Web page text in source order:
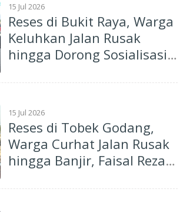
15 Jul 2026
Reses di Bukit Raya, Warga
Keluhkan Jalan Rusak
hingga Dorong Sosialisasi
Siap Kawal Aspirasi
15 Jul 2026
Reses di Tobek Godang,
Warga Curhat Jalan Rusak
hingga Banjir, Faisal Reza